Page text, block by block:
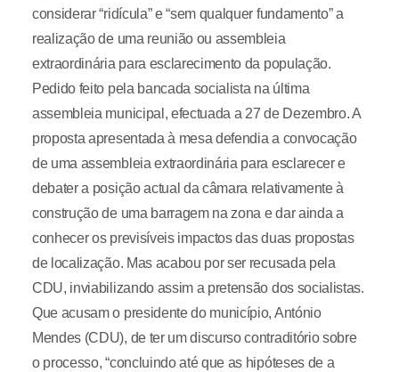
considerar “ridícula” e “sem qualquer fundamento” a
realização de uma reunião ou assembleia
extraordinária para esclarecimento da população.
Pedido feito pela bancada socialista na última
assembleia municipal, efectuada a 27 de Dezembro. A
proposta apresentada à mesa defendia a convocação
de uma assembleia extraordinária para esclarecer e
debater a posição actual da câmara relativamente à
construção de uma barragem na zona e dar ainda a
conhecer os previsíveis impactos das duas propostas
de localização. Mas acabou por ser recusada pela
CDU, inviabilizando assim a pretensão dos socialistas.
Que acusam o presidente do município, António
Mendes (CDU), de ter um discurso contraditório sobre
o processo, “concluindo até que as hipóteses de a